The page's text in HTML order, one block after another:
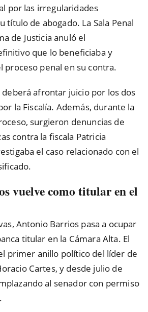
por las irregularidades
título de abogado. La Sala Penal
de Justicia anuló el
que lo beneficiaba y
proceso penal en su contra.
deberá afrontar juicio por los dos
la Fiscalía. Además, durante la
surgieron denuncias de
contra la fiscala Patricia
el caso relacionado con el
vuelve como titular en el
Antonio Barrios pasa a ocupar
titular en la Cámara Alta. El
primer anillo político del líder de
Cartes, y desde julio de
al senador con permiso